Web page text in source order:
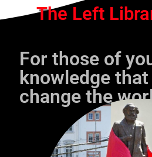
The Left
For those of
knowledge
change the